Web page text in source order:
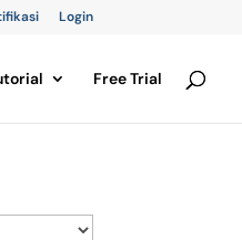
Login
Free Trial